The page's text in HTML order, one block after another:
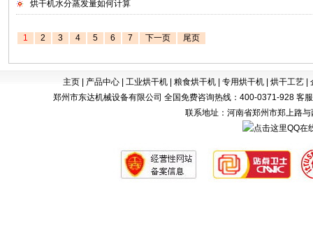
烘干机水分蒸发量如何计算
1 2 3 4 5 6 7 下一页 尾页
主页| 产品中心| 工业烘干机| 粮食烘干机| 专用烘干机| 烘干工艺|
郑州市东达机械设备有限公司 全国免费咨询热线：400-0371-928
联系地址：河南省郑州市郑上路